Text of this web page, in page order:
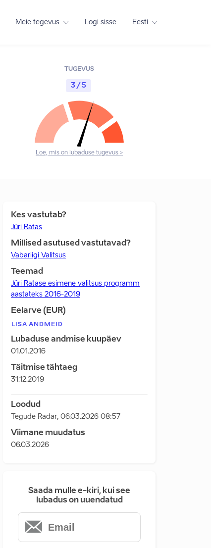
Meie tegevus Logi sisse Eesti
TUGEVUS
3 / 5
Loe, mis on lubaduse tugevus >
Kes vastutab?
Jüri Ratas
Millised asutused vastutavad?
Vabariigi Valitsus
Teemad
Jüri Ratase esimene valitsus programm
aastateks 2016-2019
Eelarve (EUR)
LISA ANDMEID
Lubaduse andmise kuupäev
01.01.2016
Täitmise tähtaeg
31.12.2019
Loodud
Tegude Radar, 06.03.2026 08:57
Viimane muudatus
06.03.2026
Saada mulle e-kiri, kui see
lubadus on uuendatud